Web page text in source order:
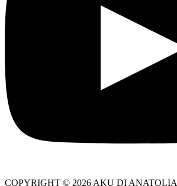
COPYRIGHT © 2026 AKU DI ANATOLIA